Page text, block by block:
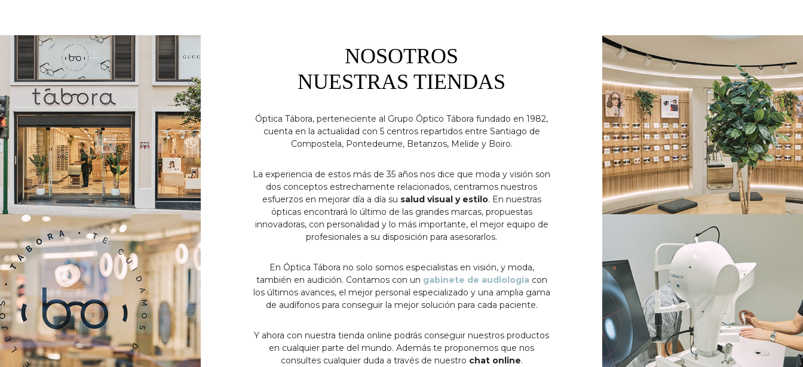
NOSOTROS
NUESTRAS TIENDAS
Óptica Tábora, perteneciente al Grupo Óptico Tábora fundado en 1982,
cuenta en la actualidad con 5 centros repartidos entre Santiago de
Compostela, Pontedeume, Betanzos, Melide y Boiro.
La experiencia de estos más de 35 años nos dice que moda y visión son
dos conceptos estrechamente relacionados, centramos nuestros
esfuerzos en mejorar día a día su salud visual y estilo. En nuestras
ópticas encontrará lo último de las grandes marcas, propuestas
innovadoras, con personalidad y lo más importante, el mejor equipo de
profesionales a su disposición para asesorarlos.
En Óptica Tábora no solo somos especialistas en visión, y moda,
también en audición. Contamos con un gabinete de audiología con
los últimos avances, el mejor personal especializado y una amplia gama
de audífonos para conseguir la mejor solución para cada paciente.
Y ahora con nuestra tienda online podrás conseguir nuestros productos
en cualquier parte del mundo. Además te proponemos que nos
consultes cualquier duda a través de nuestro chat online.